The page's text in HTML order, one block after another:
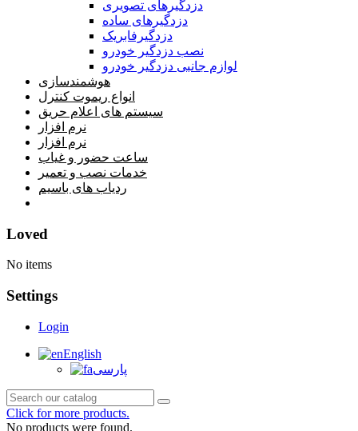
دزدگیرهای تصویری
دزدگیرهای ساده
دزدگیرفابریک
نصب دزدگیر خودرو
لوازم جانبی دزدگیر خودرو
هوشمندسازی
انواع ریموت کنترل
سیستم های اعلام حریق
نرم افزار
نرم افزار
ساعت حضور و غیاب
خدمات نصب و تعمیر
ردیاب های باسیم
Loved
No items
Settings
Login
English
پارسی
Click for more products.
No products were found.